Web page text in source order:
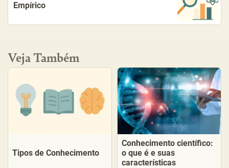
Empírico
Veja Também
Tipos de Conhecimento
Conhecimento científico:
o que é e suas
características